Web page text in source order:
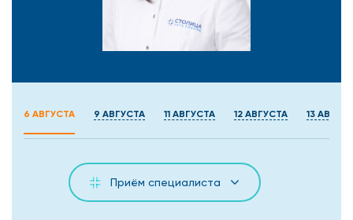
6 АВГУСТА 9 АВГУСТА 11 АВГУСТА 12 АВГУСТА 13
Приём специалиста